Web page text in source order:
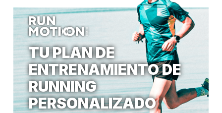
TU PLAN DE
ENTRENAMIENTO DE
RUNNING
PERSONALIZADO